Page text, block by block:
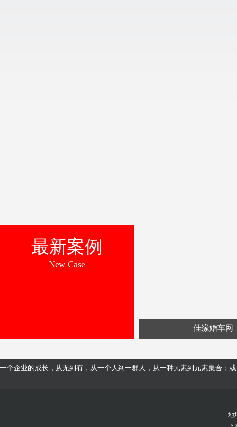
最新案例
New Case
佳缘婚车网
一个企业的成长，从无到有，从一个人到一群人，从一种元素到元素集合；
地